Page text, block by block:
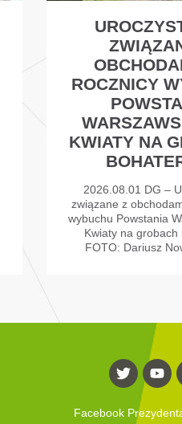
ROCZNICY
KWIATY NA
2026.08.01 DG –
związane z
wybuchu Powstania
Kwiaty na grobach
FOTO: Dariusz
Facebook